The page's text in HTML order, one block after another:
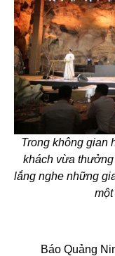
Trong không gian
khách vừa
lắng nghe những
Báo Quảng